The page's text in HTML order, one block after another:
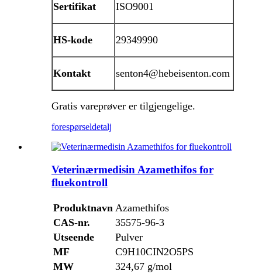
Sertifikat ISO9001
HS-kode 29349990
Kontakt senton4@hebeisenton.com
Gratis vareprøver er tilgjengelige.
forespørseldetalj
Veterinærmedisin Azamethifos for
fluekontroll
Produktnavn Azamethifos
CAS-nr.
35575-96-3
Utseende
Pulver
MF
C9H10CIN2O5PS
MW
324,67 g/mol